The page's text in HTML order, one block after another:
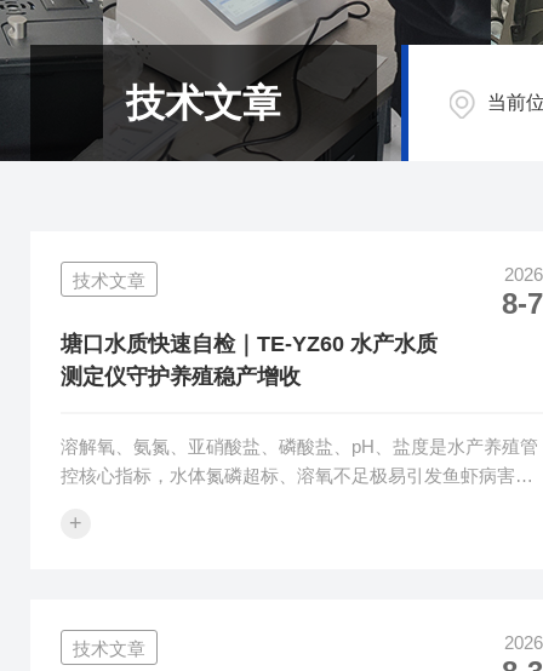
技术文章 当前
技术文章 2026
8-7
塘口水质快速自检｜TE‑YZ60 水产水质
测定仪守护养殖稳产增收
溶解氧、氨氮、亚硝酸盐、磷酸盐、pH、盐度是水产养殖管
控核心指标，水体氮磷超标、溶氧不足极易引发鱼虾病害、
强，难以满足塘口多点实时筛查需求。TE-YZ60多功能便携
模化养殖基地、渔政农技服务站。面向全国各水产养殖区
+
技术文章 2026